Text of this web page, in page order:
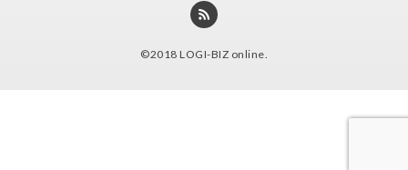
©2018 LOGI-BIZ online